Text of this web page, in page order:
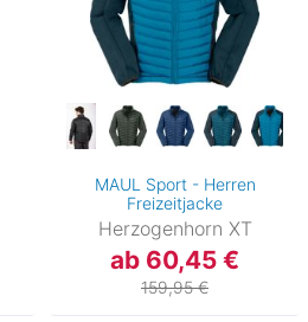
MAUL Sport - Herren
Freizeitjacke
Herzogenhorn XT
ab 60,45 €
159,95 €